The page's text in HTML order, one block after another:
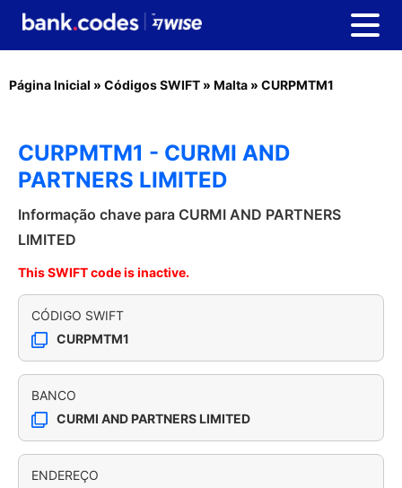
Página Inicial » Códigos SWIFT » Malta » CURPMTM1
CURPMTM1 - CURMI AND
PARTNERS LIMITED
Informação chave para CURMI AND PARTNERS
LIMITED
This SWIFT code is inactive.
CÓDIGO SWIFT
CURPMTM1
BANCO
CURMI AND PARTNERS LIMITED
ENDEREÇO